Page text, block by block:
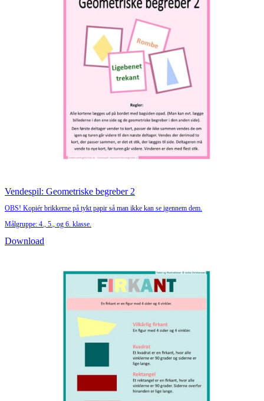
Vendespil: Geometriske begreber 2
OBS! Kopiér brikkerne på tykt papir så man ikke kan se igennem dem.
Målgruppe: 4., 5., og 6. klasse.
Download